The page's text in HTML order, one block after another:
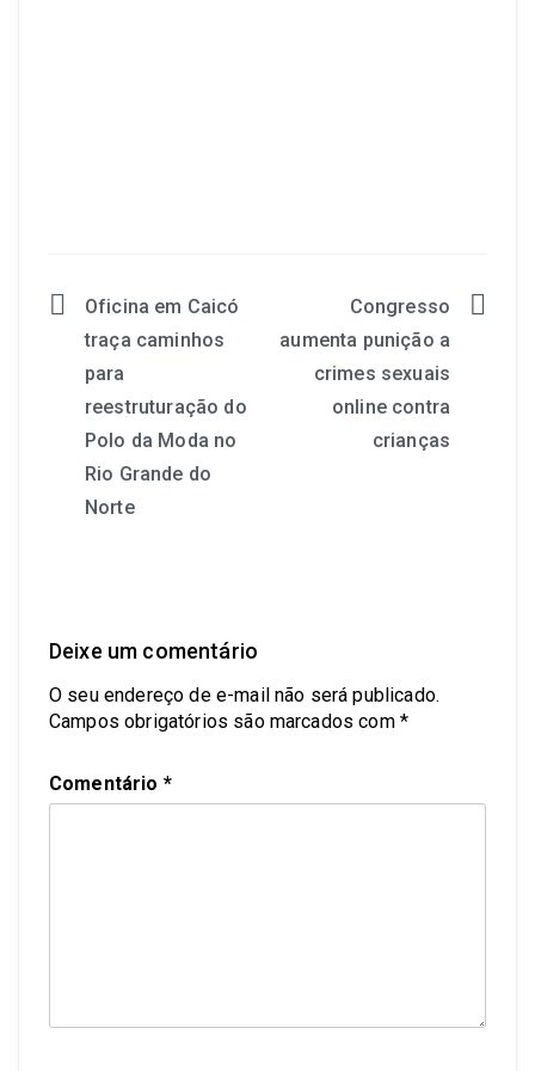
Oficina em Caicó
traça caminhos
para
reestruturação do
Polo da Moda no
Rio Grande do
Norte
Congresso
aumenta punição a
crimes sexuais
online contra
crianças
Deixe um comentário
O seu endereço de e-mail não será publicado.
Campos obrigatórios são marcados com *
Comentário *